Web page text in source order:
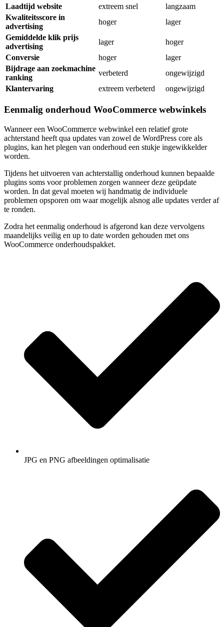
Laadtijd website
extreem snel
langzaam
Kwaliteitsscore in
advertising
hoger
lager
Gemiddelde klik prijs
advertising
lager
hoger
Conversie
hoger
lager
Bijdrage aan zoekmachine
ranking
verbeterd
ongewijzigd
Klantervaring
extreem verbeterd ongewijzigd
Eenmalig onderhoud WooCommerce webwinkels
Wanneer een WooCommerce webwinkel een relatief grote
achterstand heeft qua updates van zowel de WordPress core als
plugins, kan het plegen van onderhoud een stukje ingewikkelder
worden.
Tijdens het uitvoeren van achterstallig onderhoud kunnen bepaalde
plugins soms voor problemen zorgen wanneer deze geüpdate
worden. In dat geval moeten wij handmatig de individuele
problemen opsporen om waar mogelijk alsnog alle updates verder af
te ronden.
Zodra het eenmalig onderhoud is afgerond kan deze vervolgens
maandelijks veilig en up to date worden gehouden met ons
WooCommerce onderhoudspakket.
JPG en PNG afbeeldingen optimalisatie